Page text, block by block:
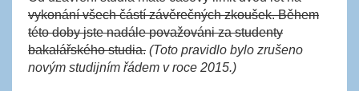
vykonání všech částí závěrečných zkoušek. Během
této doby jste nadále považováni za studenty
bakalářského studia. (Toto pravidlo bylo zrušeno
novým studijním řádem v roce 2015.)